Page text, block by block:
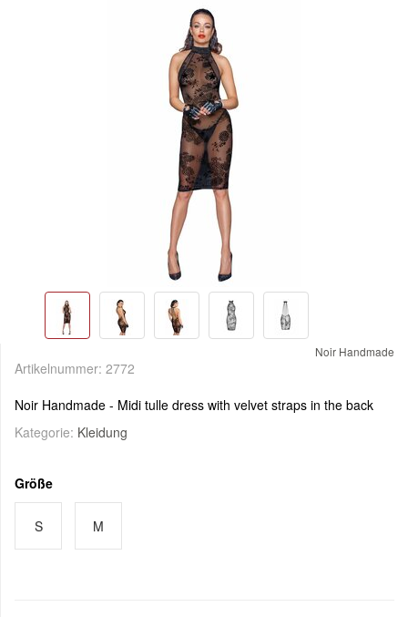
Noir Handmade
Artikelnummer: 2772
Noir Handmade - Midi tulle dress with velvet straps in the back
Kategorie: Kleidung
Größe
S M